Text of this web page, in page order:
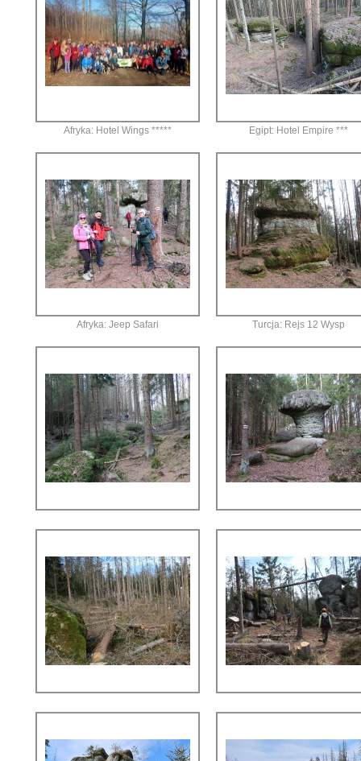
Afryka: Hotel Wings ***** Egipt: Hotel Empire ***
Afryka: Jeep Safari Turcja: Rejs 12 Wysp